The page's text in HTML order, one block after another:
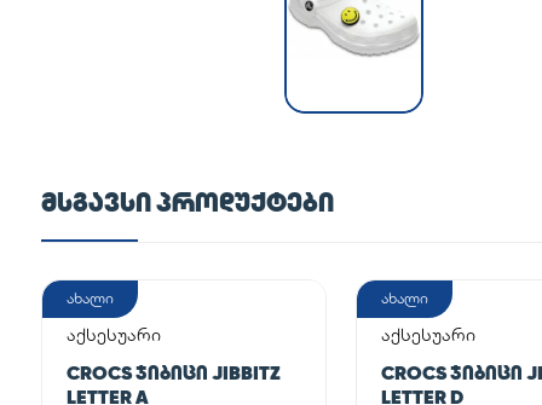
ᲛᲡᲒᲐᲕᲡᲘ ᲞᲠᲝᲓᲣᲥᲢᲔᲑᲘ
ახალი
აქსესუარი
CROCS ᲯᲘᲑᲘᲪᲘ JIBBITZ
LETTER A
ახალი
აქსესუარი
CROCS ᲯᲘᲑᲘᲪᲘ
LETTER D